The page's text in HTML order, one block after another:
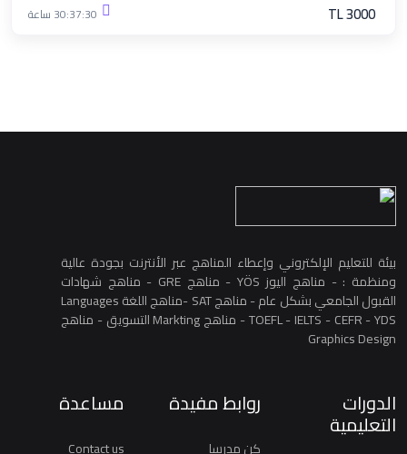
TL 3000 30:37:30 ساعة
بيئة للتعليم الإلكتروني وإعطاء المناهج عبر الأنترنت بجودة عالية
ومنظمة : - مناهج اليوز YÖS - مناهج GRE - مناهج شهادات
القبول الجامعي بشكل عام - مناهج SAT -مناهج اللغة Languages
TOEFL - IELTS - CEFR - YDS - مناهج Markting التسويق - مناهج
Graphics Design
الدورات
التعليمية
روابط مفيدة
كن مدرسا
مساعدة
Contact us